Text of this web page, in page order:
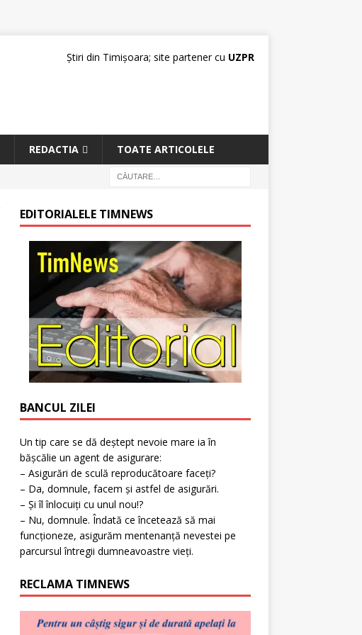
Știri din Timișoara; site partener cu UZPR
REDACTIA TOATE ARTICOLELE
EDITORIALELE TIMNEWS
BANCUL ZILEI
Un tip care se dă deștept nevoie mare ia în
bășcălie un agent de asigurare:
– Asigurări de sculă reproducătoare faceți?
– Da, domnule, facem și astfel de asigurări.
– Și îl înlocuiți cu unul nou!?
– Nu, domnule. Îndată ce încetează să mai
funcționeze, asigurăm mentenanță nevestei pe
parcursul întregii dumneavoastre vieți.
RECLAMA TIMNEWS